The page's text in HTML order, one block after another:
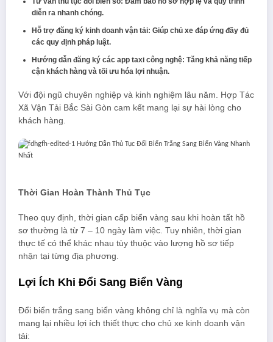
diễn ra nhanh chóng.
Hỗ trợ đăng ký kinh doanh vận tải: Giúp chủ xe đáp ứng đầy đủ
các quy định pháp luật.
Hướng dẫn đăng ký các app taxi công nghệ: Tăng khả năng tiếp
cận khách hàng và tối ưu hóa lợi nhuận.
Với đội ngũ chuyên nghiệp và kinh nghiệm lâu năm. Hợp Tác
Xã Vận Tải Bắc Sài Gòn cam kết mang lại sự hài lòng cho
khách hàng.
Thời Gian Hoàn Thành Thủ Tục
Theo quy định, thời gian cấp biển vàng sau khi hoàn tất hồ
sơ thường là từ 7 – 10 ngày làm việc. Tuy nhiên, thời gian
thực tế có thể khác nhau tùy thuộc vào lượng hồ sơ tiếp
nhận tại từng địa phương.
Lợi Ích Khi Đổi Sang Biển Vàng
Đổi biển trắng sang biển vàng không chỉ là nghĩa vụ mà còn
mang lại nhiều lợi ích thiết thực cho chủ xe kinh doanh vận
tải: